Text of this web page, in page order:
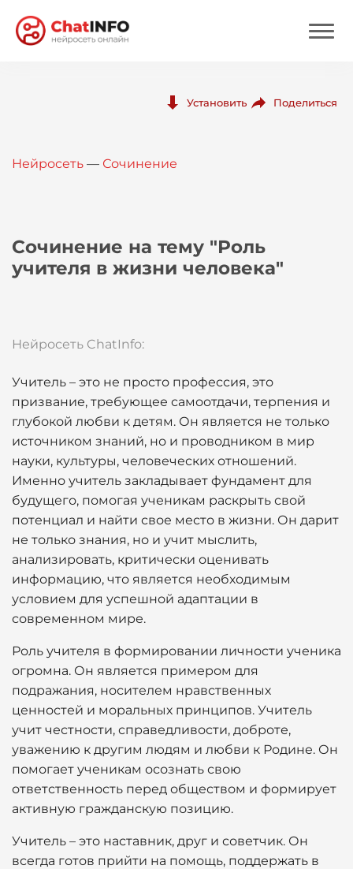
Вход
Установить Поделиться
Нейросеть — Сочинение
Сочинение на тему "Роль
учителя в жизни человека"
Нейросеть ChatInfo:
Учитель – это не просто профессия, это
призвание, требующее самоотдачи, терпения и
глубокой любви к детям. Он является не только
источником знаний, но и проводником в мир
науки, культуры, человеческих отношений.
Именно учитель закладывает фундамент для
будущего, помогая ученикам раскрыть свой
потенциал и найти свое место в жизни. Он дарит
не только знания, но и учит мыслить,
анализировать, критически оценивать
информацию, что является необходимым
условием для успешной адаптации в
современном мире.
Роль учителя в формировании личности ученика
огромна. Он является примером для
подражания, носителем нравственных
ценностей и моральных принципов. Учитель
учит честности, справедливости, доброте,
уважению к другим людям и любви к Родине. Он
помогает ученикам осознать свою
ответственность перед обществом и формирует
активную гражданскую позицию.
Учитель – это наставник, друг и советчик. Он
всегда готов прийти на помощь, поддержать в